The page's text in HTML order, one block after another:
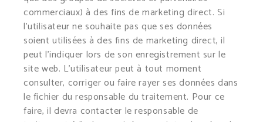
commerciaux) à des fins de marketing direct. Si
l’utilisateur ne souhaite pas que ses données
soient utilisées à des fins de marketing direct, il
peut l’indiquer lors de son enregistrement sur le
site web. L’utilisateur peut à tout moment
consulter, corriger ou faire rayer ses données dans
le fichier du responsable du traitement. Pour ce
faire, il devra contacter le responsable de